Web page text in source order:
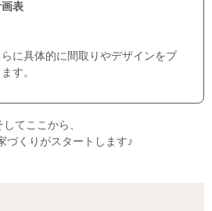
画表
に具体的に間取りやデザインをブ
す。
してここから、
づくりがスタートします♪